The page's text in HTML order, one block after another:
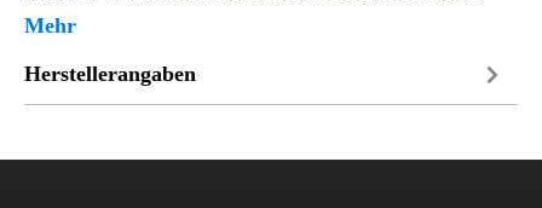
Mehr
Herstellerangaben